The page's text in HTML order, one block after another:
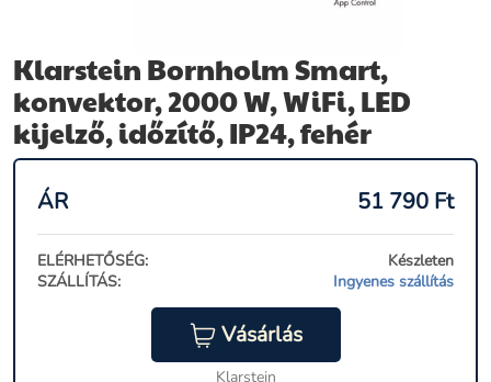
Klarstein Bornholm Smart,
konvektor, 2000 W, WiFi, LED
kijelző, időzítő, IP24, fehér
ÁR 51 790 Ft
ELÉRHETŐSÉG:
Készleten
SZÁLLÍTÁS:
Ingyenes szállítás
Vásárlás
Klarstein